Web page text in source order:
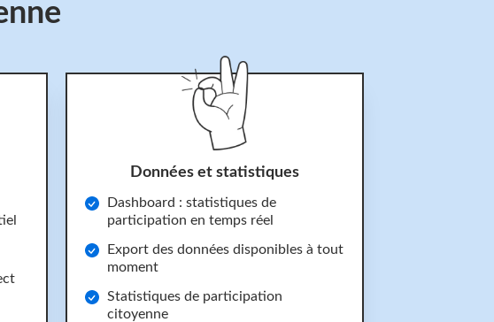
Données et statistiques
Dashboard : statistiques de
participation en temps réel
Export des données disponibles à tout
moment
Statistiques de participation
citoyenne